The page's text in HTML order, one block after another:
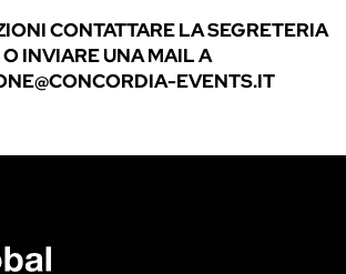
CONTATTARE LA SEGRETERIA
INVIARE UNA MAIL A
EVENTS.IT